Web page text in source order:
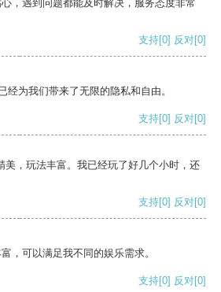
，遇到问题都能及时解决，服务态度非常
支持[0] 反对[0]
经为我们带来了无限的隐私和自由。
支持[0] 反对[0]
美，玩法丰富。我已经玩了好几个小时，还
支持[0] 反对[0]
，可以满足我不同的娱乐需求。
支持[0] 反对[0]